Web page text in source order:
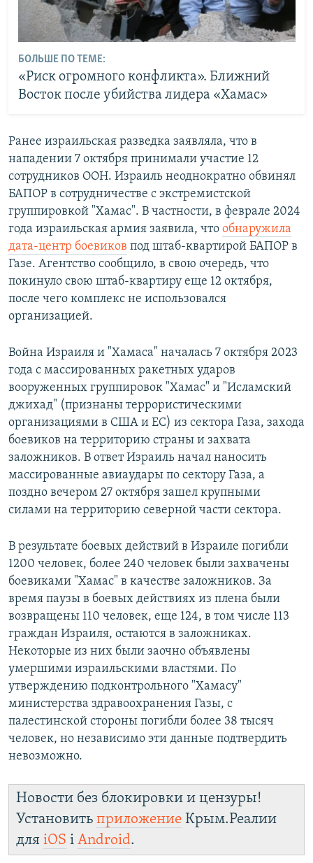
БОЛЬШЕ ПО ТЕМЕ:
«Риск огромного конфликта». Ближний
Восток после убийства лидера «Хамас»
Ранее израильская разведка заявляла, что в
нападении 7 октября принимали участие 12
сотрудников ООН. Израиль неоднократно обвинял
БАПОР в сотрудничестве с экстремистской
группировкой "Хамас". В частности, в феврале 2024
года израильская армия заявила, что обнаружила
дата-центр боевиков под штаб-квартирой БАПОР в
Газе. Агентство сообщило, в свою очередь, что
покинуло свою штаб-квартиру еще 12 октября,
после чего комплекс не использовался
организацией.
Война Израиля и "Хамаса" началась 7 октября 2023
года с массированных ракетных ударов
вооруженных группировок "Хамас" и "Исламский
джихад" (признаны террористическими
организациями в США и ЕС) из сектора Газа, захода
боевиков на территорию страны и захвата
заложников. В ответ Израиль начал наносить
массированные авиаудары по сектору Газа, а
поздно вечером 27 октября зашел крупными
силами на территорию северной части сектора.
В результате боевых действий в Израиле погибли
1200 человек, более 240 человек были захвачены
боевиками "Хамас" в качестве заложников. За
время паузы в боевых действиях из плена были
возвращены 110 человек, еще 124, в том числе 113
граждан Израиля, остаются в заложниках.
Некоторые из них были заочно объявлены
умершими израильскими властями. По
утверждению подконтрольного "Хамасу"
министерства здравоохранения Газы, с
палестинской стороны погибли более 38 тысяч
человек, но независимо эти данные подтвердить
невозможно.
Новости без блокировки и цензуры!
Установить приложение Крым.Реалии
для iOS і Android.